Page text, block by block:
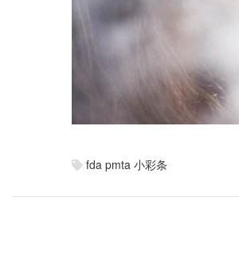
fda pmta 小彩条